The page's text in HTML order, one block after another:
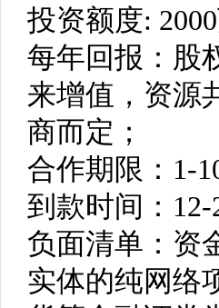
投资额度:
每年回报：股
来增值，资源
商而定；
合作期限：1-
到款时间：12-
负面清单：资
实体的纯网络